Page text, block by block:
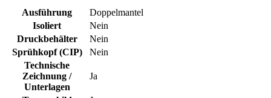
Ausführung
Doppelmantel
Isoliert
Nein
Druckbehälter
Nein
Sprühkopf (CIP)
Nein
Technische
Zeichnung /
Unterlagen
Ja